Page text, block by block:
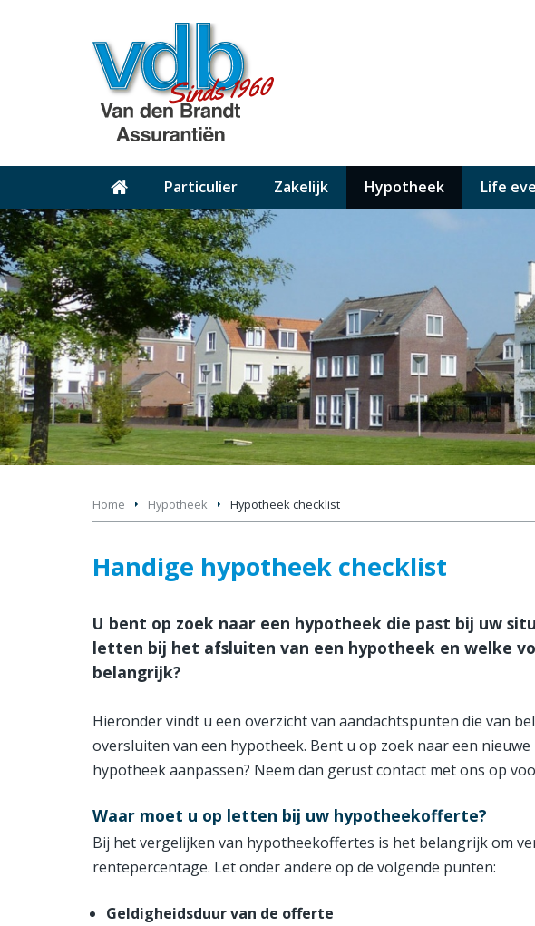
Particulier Zakelijk Hypotheek Life
Home Hypotheek Hypotheek checklist
Handige hypotheek checklist
U bent op zoek naar een hypotheek die past bij uw
letten bij het afsluiten van een hypotheek en welke
belangrijk?
Hieronder vindt u een overzicht van aandachtspunten die van
oversluiten van een hypotheek. Bent u op zoek naar een
hypotheek aanpassen? Neem dan gerust contact met ons op
Waar moet u op letten bij uw hypotheekofferte?
Bij het vergelijken van hypotheekoffertes is het belangrijk om
rentepercentage. Let onder andere op de volgende punten:
Geldigheidsduur van de offerte